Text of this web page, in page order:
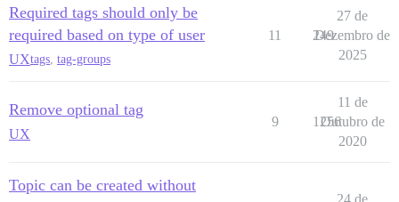
Required tags should only be
required based on type of user
UXtags, tag-groups
11 249
27 de
Dezembro de
2025
Remove optional tag
UX
9 1256
11 de
Outubro de
2020
Topic can be created without
24 de